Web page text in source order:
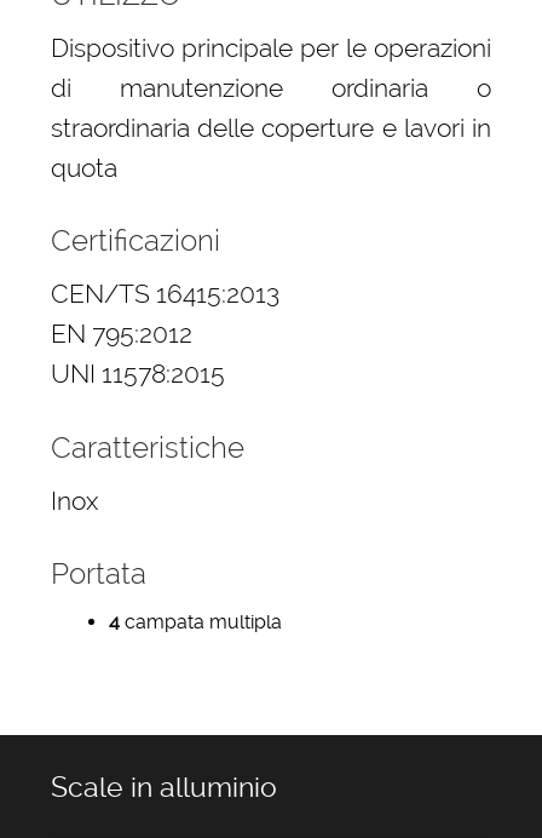
Dispositivo principale per le operazioni
di manutenzione ordinaria o
straordinaria delle coperture e lavori in
quota
Certificazioni
CEN/TS 16415:2013
EN 795:2012
UNI 11578:2015
Caratteristiche
Inox
Portata
4 campata multipla
Scale in alluminio